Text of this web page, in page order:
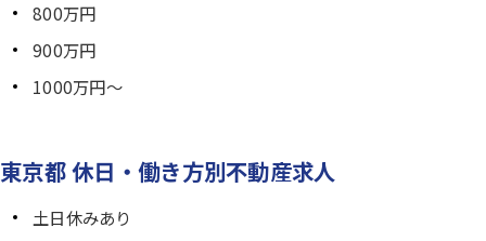
800万円
900万円
1000万円～
東京都 休日・働き方別不動産求人
土日休みあり